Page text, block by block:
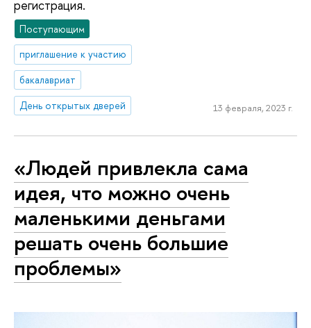
регистрация.
Поступающим
приглашение к участию
бакалавриат
День открытых дверей
13 февраля, 2023 г.
«Людей привлекла сама
идея, что можно очень
маленькими деньгами
решать очень большие
проблемы»